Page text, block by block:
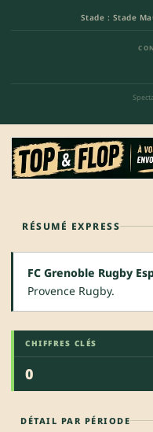
Stade : Stade
RÉSUMÉ EXPRESS
FC Grenoble Rugby
Provence Rugby.
CHIFFRES CLÉS
0
DÉTAIL PAR PÉRIODE